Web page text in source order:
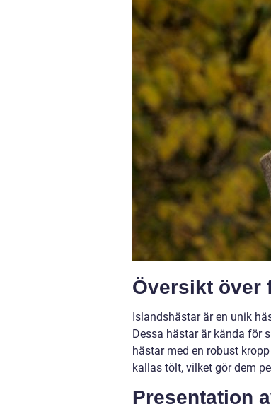
Översikt över
Islandshästar är en unik
Dessa hästar är kända för
hästar med en robust
kallas tölt, vilket gör dem
Presentation